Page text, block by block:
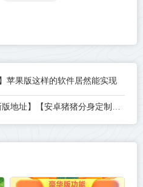
苹果版这样的软件居然能实现
】【安卓猪猪分身定制版激活码授权】